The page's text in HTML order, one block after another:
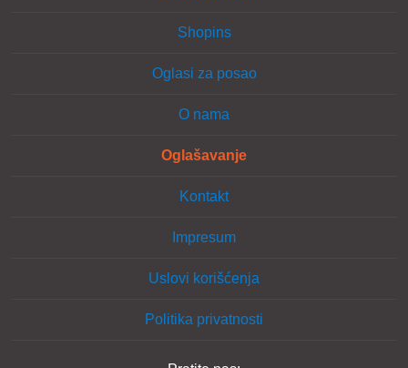
Shopins
Oglasi za posao
O nama
Oglašavanje
Kontakt
Impresum
Uslovi korišćenja
Politika privatnosti